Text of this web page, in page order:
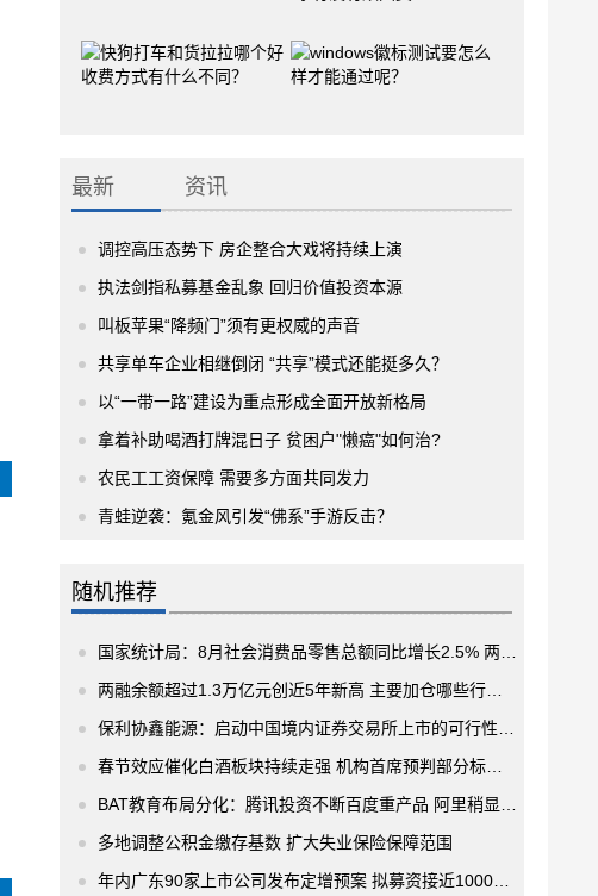
最新 资讯
调控高压态势下 房企整合大戏将持续上演
执法剑指私募基金乱象 回归价值投资本源
叫板苹果“降频门”须有更权威的声音
共享单车企业相继倒闭 “共享”模式还能挺多久？
以“一带一路”建设为重点形成全面开放新格局
拿着补助喝酒打牌混日子 贫困户"懒癌"如何治?
农民工工资保障 需要多方面共同发力
青蛙逆袭：氪金风引发“佛系”手游反击？
随机推荐
国家统计局：8月社会消费品零售总额同比增长2.5% 两年平均增长1.5%
两融余额超过1.3万亿元创近5年新高 主要加仓哪些行业和个股呢?
保利协鑫能源：启动中国境内证券交易所上市的可行性研究
春节效应催化白酒板块持续走强 机构首席预判部分标的股价可期
BAT教育布局分化：腾讯投资不断百度重产品 阿里稍显沉寂
多地调整公积金缴存基数 扩大失业保险保障范围
年内广东90家上市公司发布定增预案 拟募资接近1000亿元